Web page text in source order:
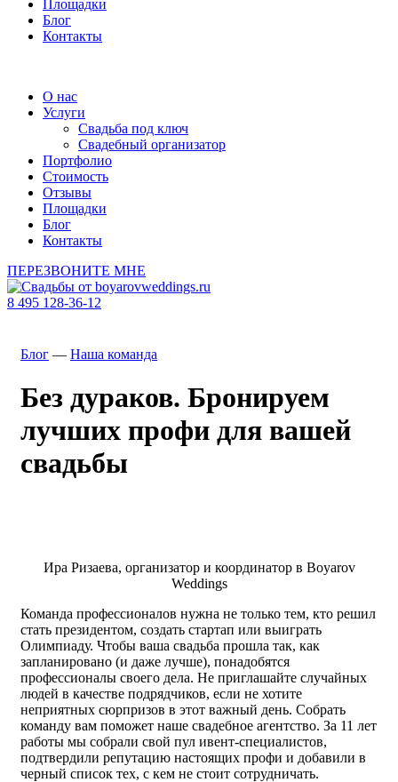
Площадки
Блог
Контакты
О нас
Услуги
Свадьба под ключ
Свадебный организатор
Портфолио
Стоимость
Отзывы
Площадки
Блог
Контакты
ПЕРЕЗВОНИТЕ МНЕ
8 495 128-36-12
Блог — Наша команда
Без дураков. Бронируем
лучших профи для вашей
свадьбы
Ира Ризаева, организатор и координатор в Boyarov
Weddings
Команда профессионалов нужна не только тем, кто решил
стать президентом, создать стартап или выиграть
Олимпиаду. Чтобы ваша свадьба прошла так, как
запланировано (и даже лучше), понадобятся
профессионалы своего дела. Не приглашайте случайных
людей в качестве подрядчиков, если не хотите
неприятных сюрпризов в этот важный день. Собрать
команду вам поможет наше свадебное агентство. За 11 лет
работы мы собрали свой пул ивент-специалистов,
подтвердили репутацию настоящих профи и добавили в
черный список тех, с кем не стоит сотрудничать.